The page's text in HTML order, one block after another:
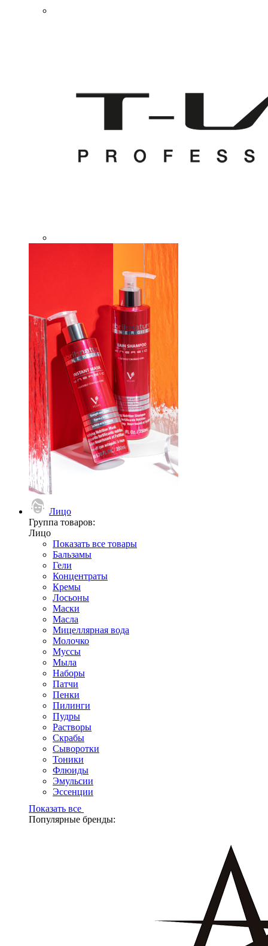
Лицо
Группа товаров:
Лицо
Показать все товары
Бальзамы
Гели
Концентраты
Кремы
Лосьоны
Маски
Масла
Мицеллярная вода
Молочко
Муссы
Мыла
Наборы
Патчи
Пенки
Пилинги
Пудры
Растворы
Скрабы
Сыворотки
Тоники
Флюиды
Эмульсии
Эссенции
Показать все
Популярные бренды: